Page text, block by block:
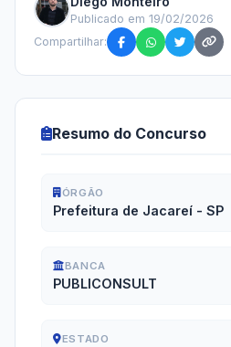
Publicado em 19/02/2026
Compartilhar:
Resumo do Concurso
ÓRGÃO
Prefeitura de Jacareí - SP
BANCA
PUBLICONSULT
ESTADO